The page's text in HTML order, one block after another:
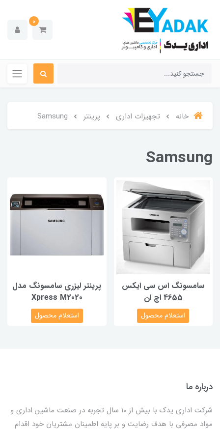
0
خانه تجهیزات اداری پرینتر Samsung
Samsung
سامسونگ اس سی ایکس
4655 اچ ان
استعلام محصول
پرینتر لیزری سامسونگ مدل
Xpress M2020
استعلام محصول
درباره ما
شرکت اداری یدک با بیش از 10 سال تجربه در صنعت ماشین اداری و
مواد مصرفی با هدف رضایت و بر پایه اطمینان مشتریان خود اقدام